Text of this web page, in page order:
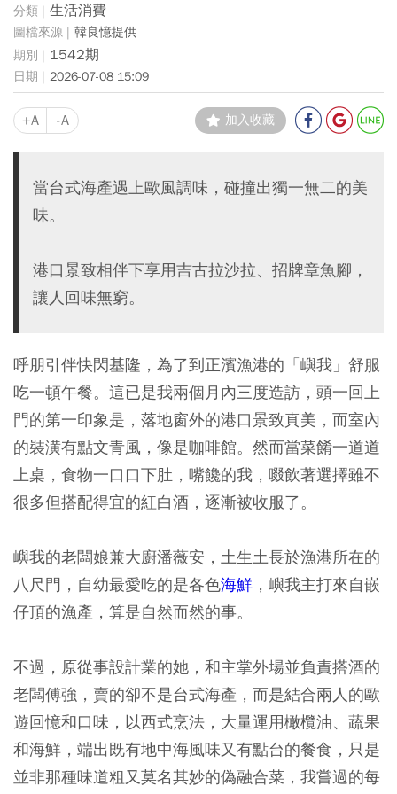
生活消費
韓良憶提供
1542期
2026-07-08 15:09
+A -A 加入收藏
當台式海產遇上歐風調味，碰撞出獨一無二的美
味。
港口景致相伴下享用吉古拉沙拉、招牌章魚腳，
讓人回味無窮。
呼朋引伴快閃基隆，為了到正濱漁港的「嶼我」舒服
吃一頓午餐。這已是我兩個月內三度造訪，頭一回上
門的第一印象是，落地窗外的港口景致真美，而室內
的裝潢有點文青風，像是咖啡館。然而當菜餚一道道
上桌，食物一口口下肚，嘴饞的我，啜飲著選擇雖不
很多但搭配得宜的紅白酒，逐漸被收服了。
嶼我的老闆娘兼大廚潘薇安，土生土長於漁港所在的
八尺門，自幼最愛吃的是各色海鮮 ，嶼我主打來自嵌
仔頂的漁產，算是自然而然的事。
不過，原從事設計業的她，和主掌外場並負責搭酒的
老闆傅強，賣的卻不是台式海產，而是結合兩人的歐
遊回憶和口味，以西式烹法，大量運用橄欖油、蔬果
和海鮮，端出既有地中海風味又有點台的餐食，只是
並非那種味道粗又莫名其妙的偽融合菜，我嘗過的每